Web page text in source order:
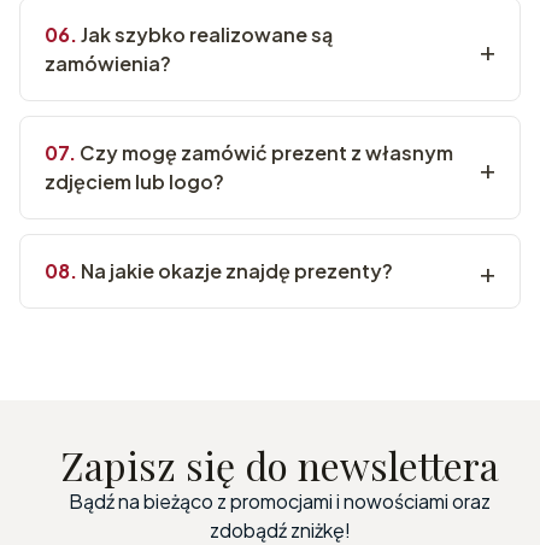
Jak szybko realizowane są
zamówienia?
Czy mogę zamówić prezent z własnym
zdjęciem lub logo?
Na jakie okazje znajdę prezenty?
Zapisz się do newslettera
Bądź na bieżąco z promocjami i nowościami oraz
zdobądź zniżkę!